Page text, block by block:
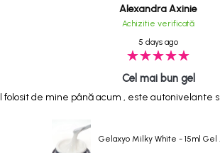
Alexandra Axinie
Achizitie verificată
5 days ago
Cel mai bun gel
folosit de mine până acum , este autonivelante
Gelaxyo Milky White - 15ml Gel